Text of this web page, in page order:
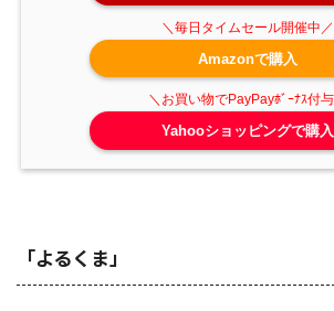
Amazonで購入
Yahooショッピングで購入
「よるくま」